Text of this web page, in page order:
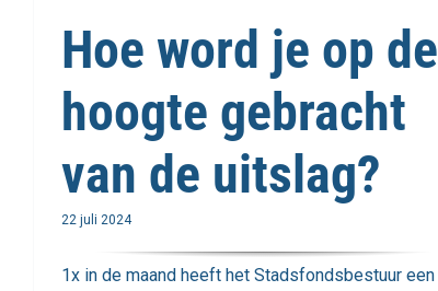
Hoe word je op de
hoogte gebracht
van de uitslag?
22 juli 2024
1x in de maand heeft het Stadsfondsbestuur een